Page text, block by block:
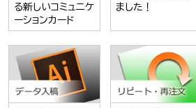
る新しいコミュニケ
ーションカード
ました！